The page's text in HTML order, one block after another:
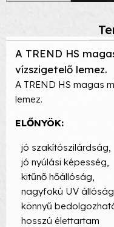
A TREND HS
vízszigetelő lemez.
A TREND HS magas
lemez.
ELŐNYÖK:
jó szakítószilárdság,
jó nyúlási képesség,
kitűnő hőállóság,
nagyfokú UV állóság,
könnyű
hosszú élettartam